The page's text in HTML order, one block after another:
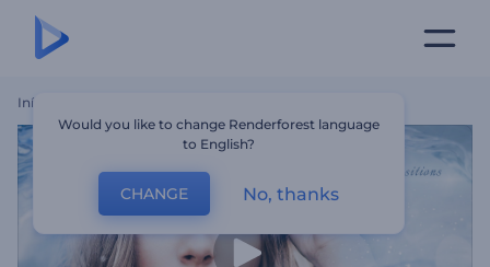
Início
Would you like to change Renderforest language
to English?
CHANGE No, thanks